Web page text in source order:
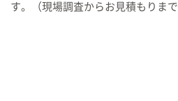
す。（現場調査からお見積もりまで